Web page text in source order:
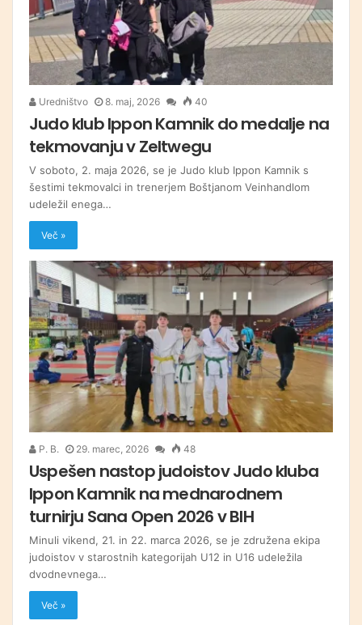
Uredništvo 8. maj, 2026 40
Judo klub Ippon Kamnik do medalje na
tekmovanju v Zeltwegu
V soboto, 2. maja 2026, se je Judo klub Ippon Kamnik s
šestimi tekmovalci in trenerjem Boštjanom Veinhandlom
udeležil enega…
Več »
P. B. 29. marec, 2026 48
Uspešen nastop judoistov Judo kluba
Ippon Kamnik na mednarodnem
turnirju Sana Open 2026 v BIH
Minuli vikend, 21. in 22. marca 2026, se je združena ekipa
judoistov v starostnih kategorijah U12 in U16 udeležila
dvodnevnega…
Več »